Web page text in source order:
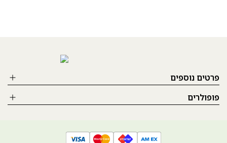
פרטים נוספים
פופולרים